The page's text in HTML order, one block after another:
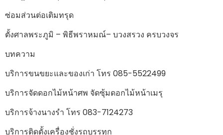
ซ่อมส่วนต่อเติมทรุด
ตั้งศาลพระภูมิ – พิธีพราหมณ์– บวงสรวง ครบวงจร
บทความ
บริการขนขยะและของเก่า โทร 085-5522499
บริการจัดดอกไม้หน้าศพ จัดซุ้มดอกไม้หน้าเมรุ
บริการจ้างนางรำ โทร 083-7124273
บริการติดตั้งเครื่องชั่งรถบรรทุก